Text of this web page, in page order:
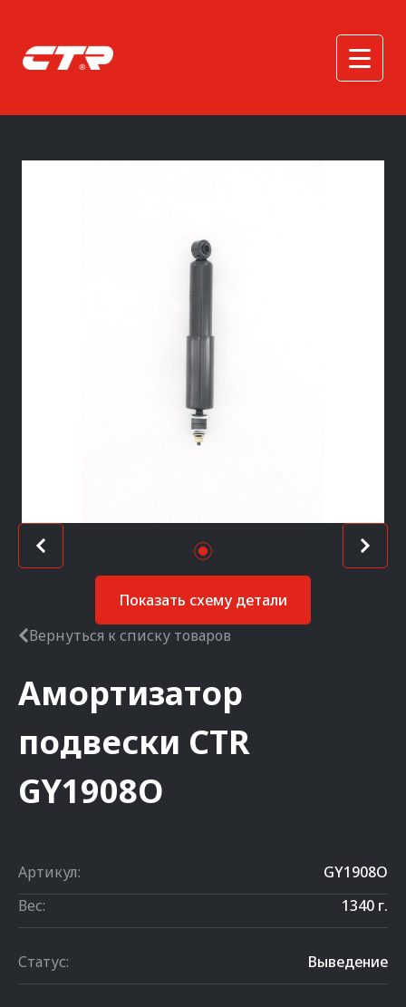
Показать схему детали
Вернуться к списку товаров
Амортизатор
подвески CTR
GY1908O
Артикул:
GY1908O
Вес:
1340 г.
Статус: Выведение